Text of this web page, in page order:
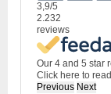
3,9/5
2.232
reviews
Our 4 and 5 star
Click here to
Previous Next